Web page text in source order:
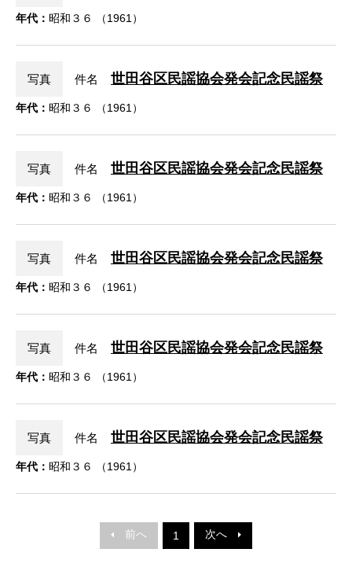
年代： 昭和３６ （1961）
写真 件名 世田谷区民謡協会発会記念民謡祭
年代： 昭和３６ （1961）
写真 件名 世田谷区民謡協会発会記念民謡祭
年代： 昭和３６ （1961）
写真 件名 世田谷区民謡協会発会記念民謡祭
年代： 昭和３６ （1961）
写真 件名 世田谷区民謡協会発会記念民謡祭
年代： 昭和３６ （1961）
写真 件名 世田谷区民謡協会発会記念民謡祭
年代： 昭和３６ （1961）
前へ 1 次へ